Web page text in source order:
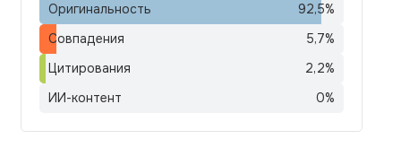
Оригинальность 92,5%
Совпадения
5,7%
Цитирования
2,2%
ИИ-контент
0%